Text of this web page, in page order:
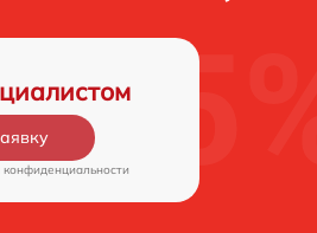
конфиденциальности